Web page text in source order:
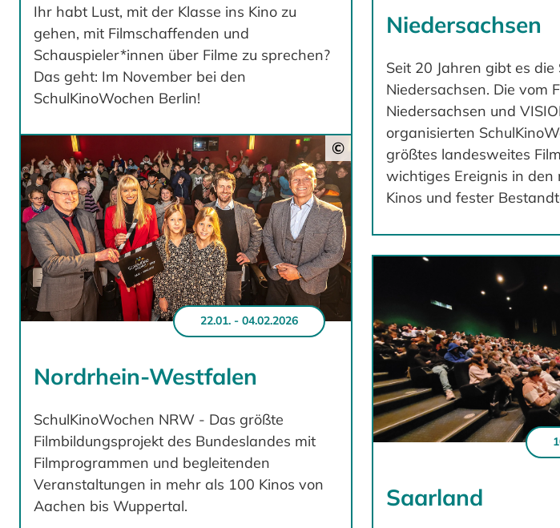
Ihr habt Lust, mit der Klasse ins Kino zu
gehen, mit Filmschaffenden und
Schauspieler*innen über Filme zu sprechen?
Das geht: Im November bei den
SchulKinoWochen Berlin!
Niedersachsen
Seit 20 Jahren gibt es die
Niedersachsen. Die vom
Niedersachsen und
organisierten
größtes landesweites
wichtiges Ereignis in den
Kinos und fester
©
22.01. - 04.02.2026
Nordrhein-Westfalen
SchulKinoWochen NRW - Das größte
Filmbildungsprojekt des Bundeslandes mit
Filmprogrammen und begleitenden
Veranstaltungen in mehr als 100 Kinos von
Aachen bis Wuppertal.
Saarland